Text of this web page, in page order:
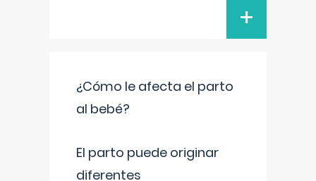
+
¿Cómo le afecta el parto
al bebé?
El parto puede originar
diferentes